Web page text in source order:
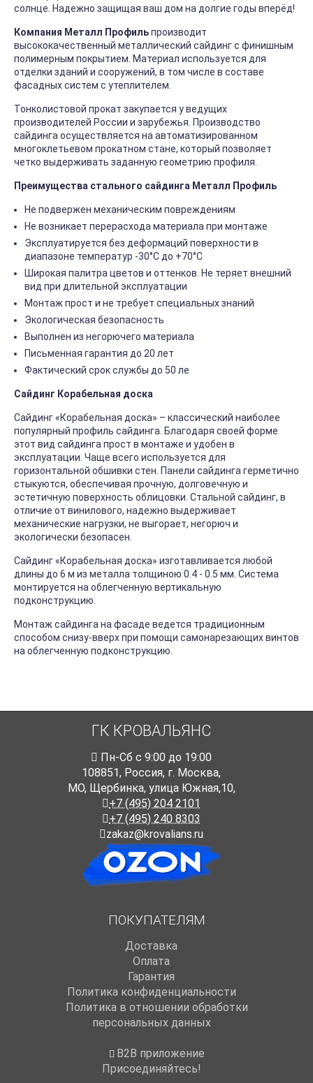
солнце. Надежно защищая ваш дом на долгие годы вперёд!
Компания Металл Профильпроизводит
высококачественный металлический сайдинг с финишным
полимерным покрытием. Материал используется для
отделки зданий и сооружений, в том числе в составе
фасадных систем с утеплителем.
Тонколистовой прокат закупается у ведущих
производителей России и зарубежья. Производство
сайдинга осуществляется на автоматизированном
многоклетьевом прокатном стане, который позволяет
четко выдерживать заданную геометрию профиля.
Преимущества стального сайдинга Металл Профиль
Не подвержен механическим повреждениям
Не возникает перерасхода материала при монтаже
Эксплуатируется без деформаций поверхности в
диапазоне температур -30°C до +70°C
Широкая палитра цветов и оттенков. Не теряет внешний
вид при длительной эксплуатации
Монтаж прост и не требует специальных знаний
Экологическая безопасность
Выполнен из негорючего материала
Письменная гарантия до 20 лет
Фактический срок службы до 50 ле
Сайдинг Корабельная доска
Сайдинг «Корабельная доска» – классический наиболее
популярный профиль сайдинга. Благодаря своей форме
этот вид сайдинга прост в монтаже и удобен в
эксплуатации. Чаще всего используется для
горизонтальной обшивки стен. Панели сайдинга герметично
стыкуются, обеспечивая прочную, долговечную и
эстетичную поверхность облицовки. Стальной сайдинг, в
отличие от винилового, надежно выдерживает
механические нагрузки, не выгорает, негорюч и
экологически безопасен.
Сайдинг «Корабельная доска» изготавливается любой
длины до 6 м из металла толщиною 0.4 - 0.5 мм. Система
монтируется на облегченную вертикальную
подконструкцию.
Монтаж сайдинга на фасаде ведется традиционным
способом снизу-вверх при помощи самонарезающих винтов
на облегченную подконструкцию.
ГК КРОВАЛЬЯНС
Пн-Cб с 9:00 до 19:00
108851, Россия, г. Москва,
МО, Щербинка, улица Южная,10,
+7 (495) 204 2101
+7 (495) 240 8303
zakaz@krovalians.ru
ПОКУПАТЕЛЯМ
Доставка
Оплата
Гарантия
Политика конфиденциальности
Политика в отношении обработки
персональных данных
B2B приложение
Присоединяйтесь!